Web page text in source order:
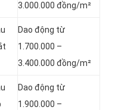
3.000.000 đồng/m²
Dao động từ
1.700.000 –
3.400.000 đồng/m²
Dao động từ
1.900.000 –